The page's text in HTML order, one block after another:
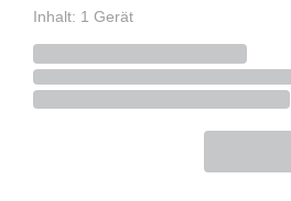
Inhalt: 1 Gerät